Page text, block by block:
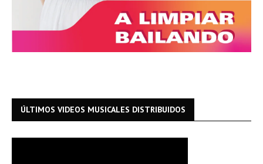
ÚLTIMOS VIDEOS MUSICALES DISTRIBUIDOS